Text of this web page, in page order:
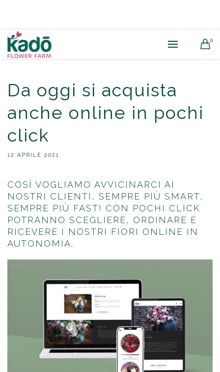
0
Da oggi si acquista
anche online in pochi
click
12 APRILE 2021
COSÌ VOGLIAMO AVVICINARCI AI
NOSTRI CLIENTI, SEMPRE PIÙ SMART,
SEMPRE PIÙ FAST! CON POCHI CLICK
POTRANNO SCEGLIERE, ORDINARE E
RICEVERE I NOSTRI FIORI ONLINE IN
AUTONOMIA.